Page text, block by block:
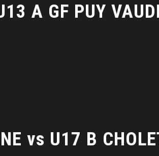
A GF PUY
vs U17 B